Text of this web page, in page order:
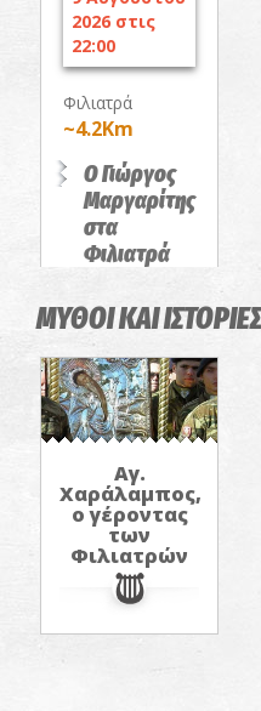
2026 στις
22:00
Φιλιατρά
~4.2Km
Ο Γιώργος
Μαργαρίτης
στα
Φιλιατρά
ΜΥΘΟΙ ΚΑΙ
Αγ.
Χαράλαμπος,
ο γέροντας
των
Φιλιατρών